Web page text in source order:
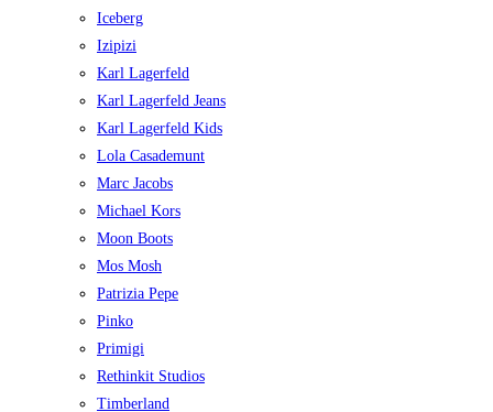
Iceberg
Izipizi
Karl Lagerfeld
Karl Lagerfeld Jeans
Karl Lagerfeld Kids
Lola Casademunt
Marc Jacobs
Michael Kors
Moon Boots
Mos Mosh
Patrizia Pepe
Pinko
Primigi
Rethinkit Studios
Timberland